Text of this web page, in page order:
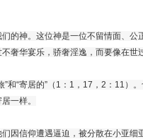
的神。这位神是一位不留情面、公
奢华宴乐，骄奢淫逸，而要像在世
和“寄居的”（1：1，17，2：11）
一样。
因信仰遭遇逼迫，被分散在小亚细